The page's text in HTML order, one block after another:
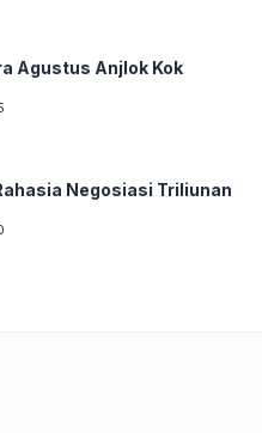
Agustus Anjlok Kok
Negosiasi Triliunan